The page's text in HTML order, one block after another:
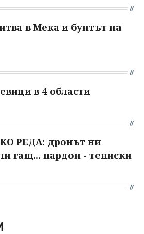
в Мека и бунтът на
в 4 области
РЕДА: дронът ни
гащ... пардон - тениски